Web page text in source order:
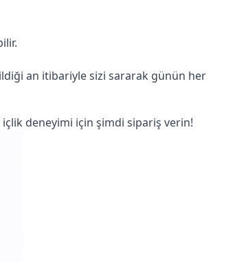
an itibariyle sizi sararak günün her
içlik deneyimi için şimdi sipariş verin!